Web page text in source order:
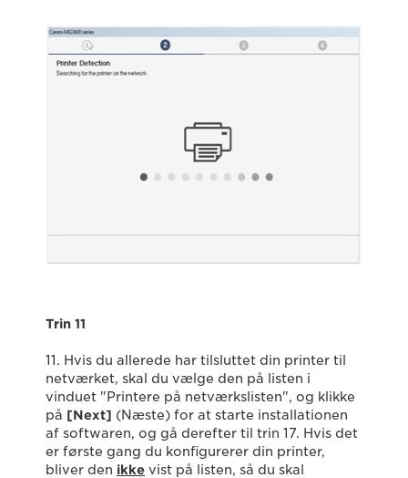
Trin 11
11. Hvis du allerede har tilsluttet din printer til
netværket, skal du vælge den på listen i
vinduet "Printere på netværkslisten", og klikke
på [Next] (Næste) for at starte installationen
af softwaren, og gå derefter til trin 17. Hvis det
er første gang du konfigurerer din printer,
bliver den ikke vist på listen, så du skal